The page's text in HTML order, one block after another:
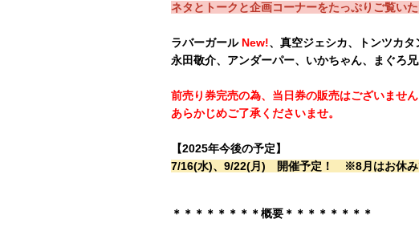
ネタとトークと企画コーナーをたっぷりご覧いた
ラバーガール New!、真空ジェシカ、トンツカタ
永田敬介、アンダーパー、いかちゃん、まぐろ
前売り券完売の為、当日券の販売はございません
あらかじめご了承くださいませ。
【2025年今後の予定】
7/16(水)、9/22(月) 開催予定！ ※8月はお休み
＊＊＊ ＊＊＊＊＊概要＊＊＊＊＊ ＊＊＊